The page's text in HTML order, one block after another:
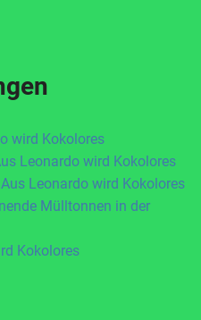
wird Kokolores
Leonardo wird Kokolores
Aus Leonardo wird Kokolores
Mülltonnen in der
Kokolores